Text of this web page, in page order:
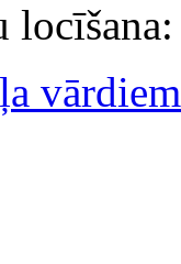
vārdiem